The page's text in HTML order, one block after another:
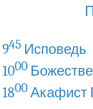
945 Исповедь
1000
1800 Акафист